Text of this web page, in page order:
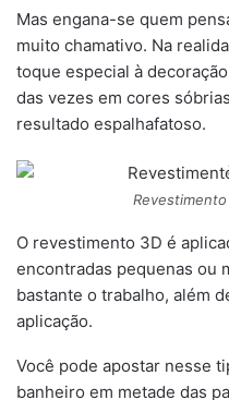
Mas engana-se quem
muito chamativo. Na
toque especial à
das vezes em cores
resultado espalhafatoso.
O revestimento 3D é
encontradas pequenas ou
bastante o trabalho, além
aplicação.
Você pode apostar nesse
banheiro em metade das